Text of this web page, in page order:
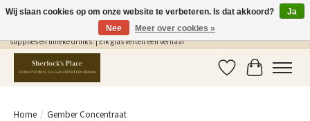
Gratis Verzending in NL vanaf €75,- | Sherlocks Place: dé plek voor MONIN siropen, bar
supplies en unieke drinks. | Elk glas vertelt een verhaal
Verlanglijst
Home / Gember Concentraat
Wij slaan cookies op om onze website te verbeteren. Is dat akkoord?
Ja
Nee
Meer over cookies »